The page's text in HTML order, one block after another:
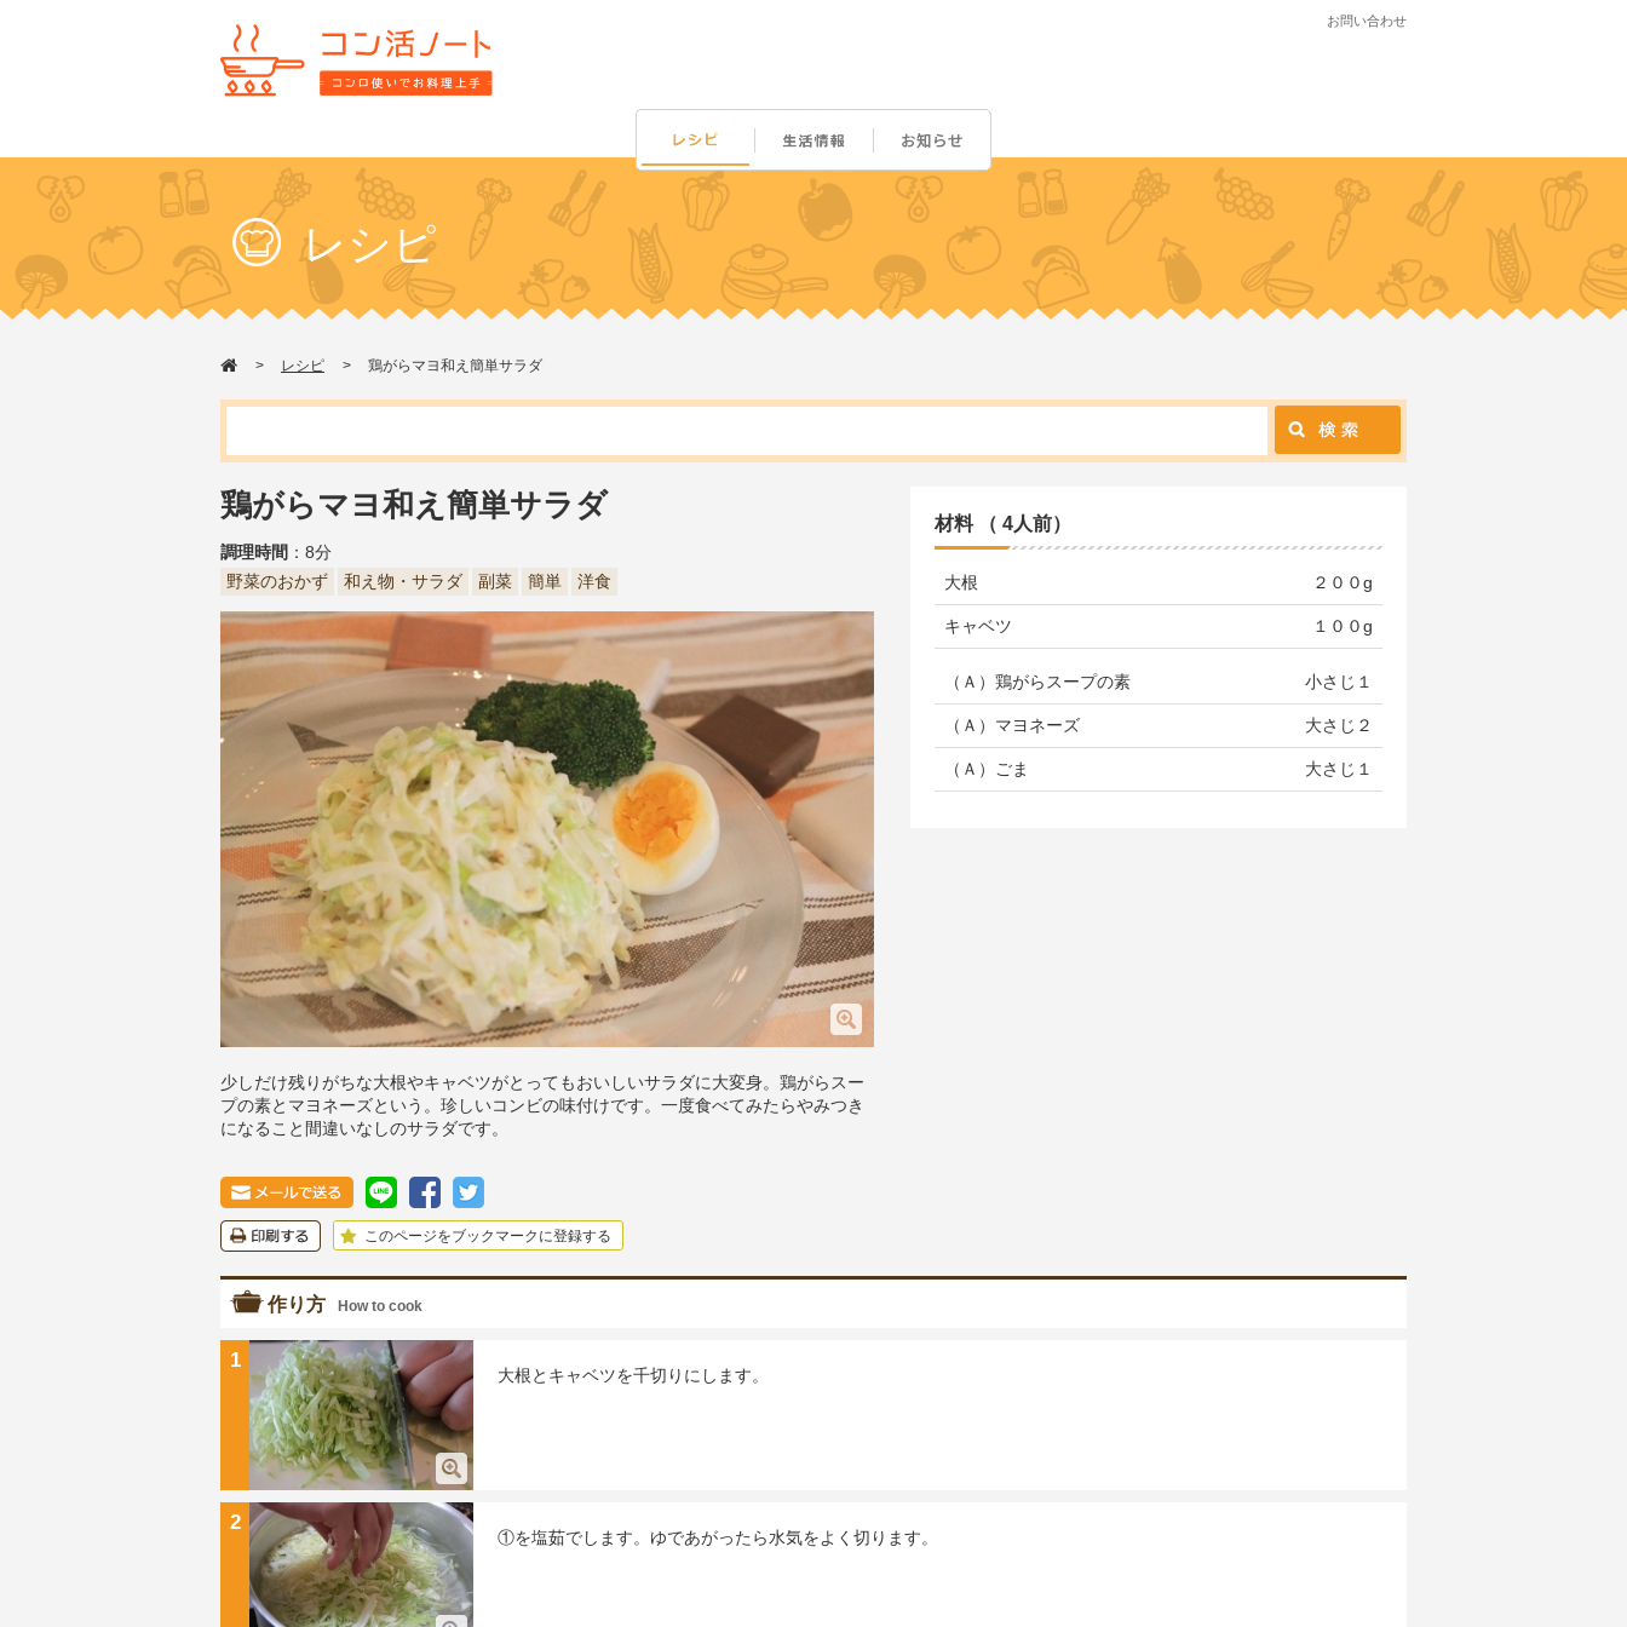
お問い合わせ
レシピ
レシピ 鶏がらマヨ和え簡単サラダ
鶏がらマヨ和え簡単サラダ
調理時間 ：8分
野菜のおかず
和え物・サラダ 副菜 簡単 洋食
少しだけ残りがちな大根やキャベツがとってもおいしいサラダに大変身。鶏がらスー
プの素とマヨネーズという。珍しいコンビの味付けです。一度食べてみたらやみつき
になること間違いなしのサラダです。
このページをブックマークに登録する
材料 （ 4人前）
大根 ２００g
キャベツ １００g
（Ａ）鶏がらスープの素 小さじ１
（Ａ）マヨネーズ 大さじ２
（Ａ）ごま 大さじ１
作り方 How to cook
1
大根とキャベツを千切りにします。
2
①を塩茹でします。ゆであがったら水気をよく切ります。